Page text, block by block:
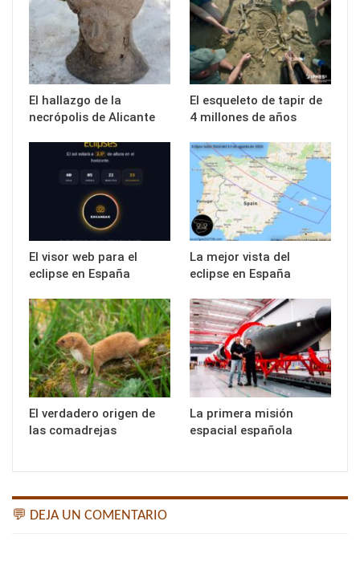
El hallazgo de la
necrópolis de Alicante
El esqueleto de tapir de
4 millones de años
El visor web para el
eclipse en España
La mejor vista del
eclipse en España
El verdadero origen de
las comadrejas
La primera misión
espacial española
💬 DEJA UN COMENTARIO